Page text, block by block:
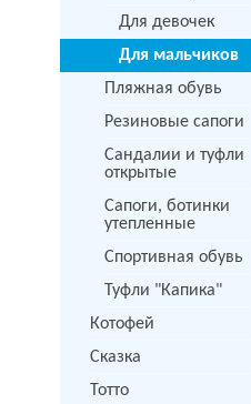
Для девочек
Для мальчиков
Пляжная обувь
Резиновые сапоги
Сандалии и туфли
открытые
Сапоги, ботинки
утепленные
Спортивная обувь
Туфли "Капика"
Котофей
Сказка
Тотто